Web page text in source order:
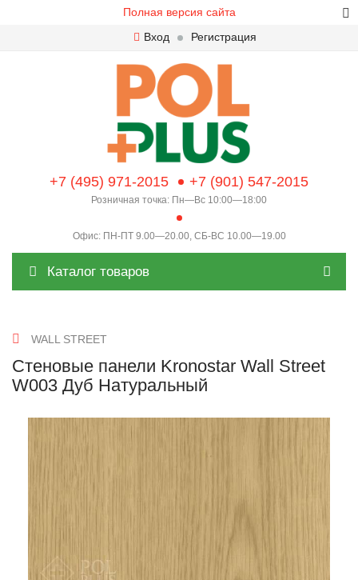
Полная версия сайта
Вход
Регистрация
+7 (495) 971-2015 +7 (901) 547-2015
Розничная точка: Пн—Вс 10:00—18:00
Офис: ПН-ПТ 9.00—20.00, СБ-ВС 10.00—19.00
Каталог товаров
WALL STREET
Стеновые панели Kronostar Wall Street
W003 Дуб Натуральный